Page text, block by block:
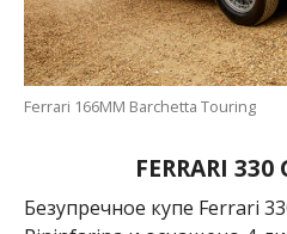
Ferrari 166MM Barchetta Touring
FERRARI 330
Безупречное купе Ferrari